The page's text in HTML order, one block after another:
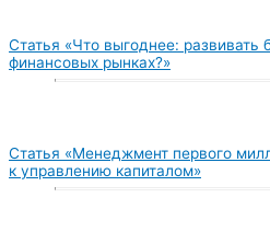
Статья «Что выгоднее: развивать
финансовых рынках?»
Статья «Менеджмент первого
к управлению капиталом»